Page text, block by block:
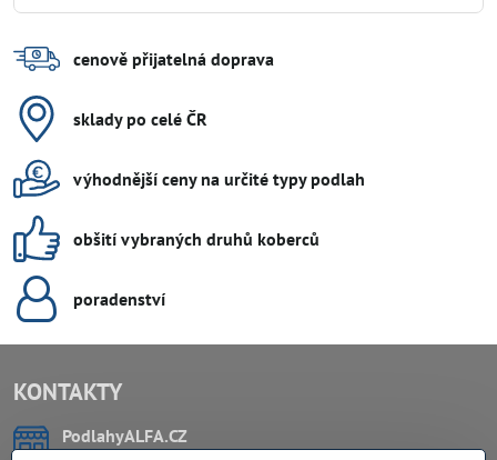
cenově přijatelná doprava
sklady po celé ČR
výhodnější ceny na určité typy podlah
obšití vybraných druhů koberců
poradenství
KONTAKTY
PodlahyALFA​.CZ